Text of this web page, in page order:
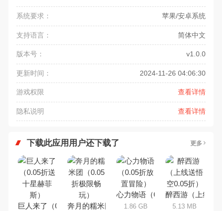
系统要求： 苹果/安卓系统
支持语言： 简体中文
版本号： v1.0.0
更新时间： 2024-11-26 04:06:30
游戏权限 查看详情
隐私说明 查看详情
下载此应用用户还下载了 更多
巨人来了（0.05折送十星赫菲斯）
奔月的糯米团（0.05折极限畅玩）
心力物语（0.05折放置冒险）
1.86 GB
醉西游（上线送
5.13 MB